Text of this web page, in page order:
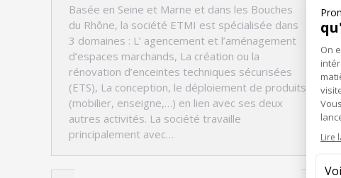
Basée en Seine et Marne et dans les Bouches
du Rhône, la société ETMI est spécialisée dans
3 domaines : L’ agencement et l’aménagement
d’espaces marchands, La création ou la
rénovation d’enceintes techniques sécurisées
(ETS), La conception, le déploiement de produits
(mobilier, enseigne,…) en lien avec ses deux
autres activités. La société travaille
principalement avec…